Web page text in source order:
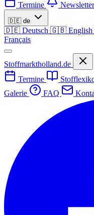
Termine
Newsletter
🇩🇪 de
🇩🇪 Deutsch 🇬🇧 English
Français
Stoffmarktholland.de
Termine
Galerie
FAQ